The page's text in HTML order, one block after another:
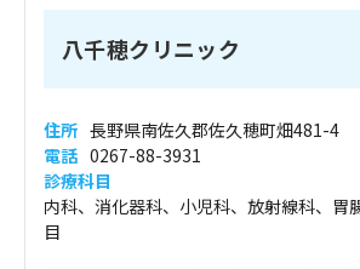
八千穂クリニック
住所 長野県南佐久郡佐久穂町畑481-4
電話 0267-88-3931
診療科目
内科、消化器科、小児科、放射線科、胃
目